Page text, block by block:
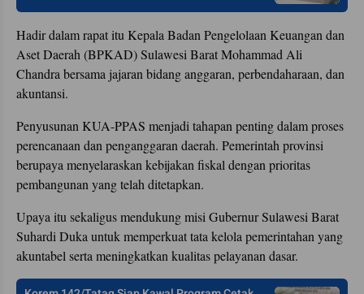
Hadir dalam rapat itu Kepala Badan Pengelolaan Keuangan dan
Aset Daerah (BPKAD) Sulawesi Barat Mohammad Ali
Chandra bersama jajaran bidang anggaran, perbendaharaan, dan
akuntansi.
Penyusunan KUA-PPAS menjadi tahapan penting dalam proses
perencanaan dan penganggaran daerah. Pemerintah provinsi
berupaya menyelaraskan kebijakan fiskal dengan prioritas
pembangunan yang telah ditetapkan.
Upaya itu sekaligus mendukung misi Gubernur Sulawesi Barat
Suhardi Duka untuk memperkuat tata kelola pemerintahan yang
akuntabel serta meningkatkan kualitas pelayanan dasar.